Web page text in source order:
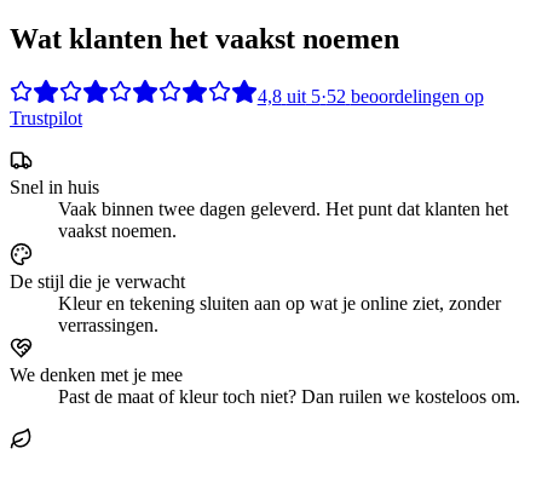
Wat klanten het vaakst noemen
4,8 uit5·52 beoordelingen op
Trustpilot
Snel in huis
Vaak binnen twee dagen geleverd. Het punt dat klanten het
vaakst noemen.
De stijl die je verwacht
Kleur en tekening sluiten aan op wat je online ziet, zonder
verrassingen.
We denken met je mee
Past de maat of kleur toch niet? Dan ruilen we kosteloos om.